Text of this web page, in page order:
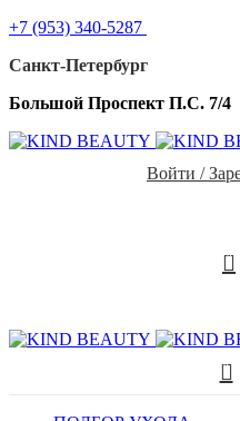
+7 (953) 340-5287
Санкт-Петербург
Большой Проспект П.С. 7/4
Войти /
0
0